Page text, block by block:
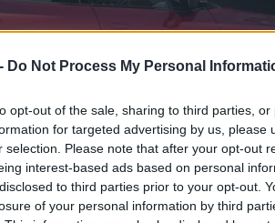
Do Not Process My Personal
opt-out of the sale, sharing to third parties,
for targeted advertising by us, please
selection. Please note that after your opt-out
interest-based ads based on personal
to third parties prior to your opt-out.
of your personal information by third